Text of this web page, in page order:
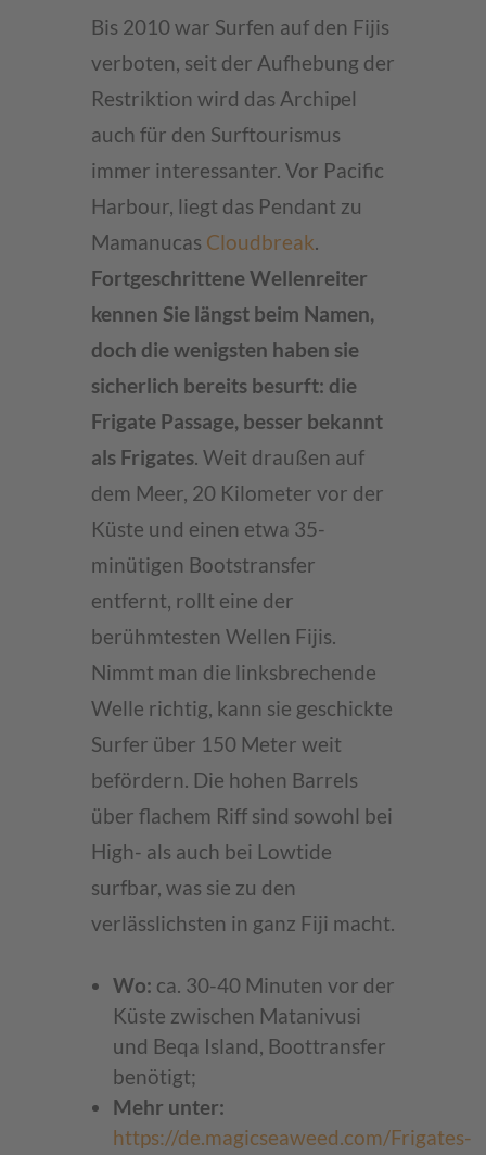
Bis 2010 war Surfen auf den Fijis
verboten, seit der Aufhebung der
Restriktion wird das Archipel
auch für den Surftourismus
immer interessanter. Vor Pacific
Harbour, liegt das Pendant zu
Mamanucas Cloudbreak.
Fortgeschrittene Wellenreiter
kennen Sie längst beim Namen,
doch die wenigsten haben sie
sicherlich bereits besurft: die
Frigate Passage, besser bekannt
als Frigates. Weit draußen auf
dem Meer, 20 Kilometer vor der
Küste und einen etwa 35-
minütigen Bootstransfer
entfernt, rollt eine der
berühmtesten Wellen Fijis.
Nimmt man die linksbrechende
Welle richtig, kann sie geschickte
Surfer über 150 Meter weit
befördern. Die hohen Barrels
über flachem Riff sind sowohl bei
High- als auch bei Lowtide
surfbar, was sie zu den
verlässlichsten in ganz Fiji macht.
Wo: ca. 30-40 Minuten vor der
Küste zwischen Matanivusi
und Beqa Island, Boottransfer
benötigt;
Mehr unter:
https://de.magicseaweed.com/Frigates-